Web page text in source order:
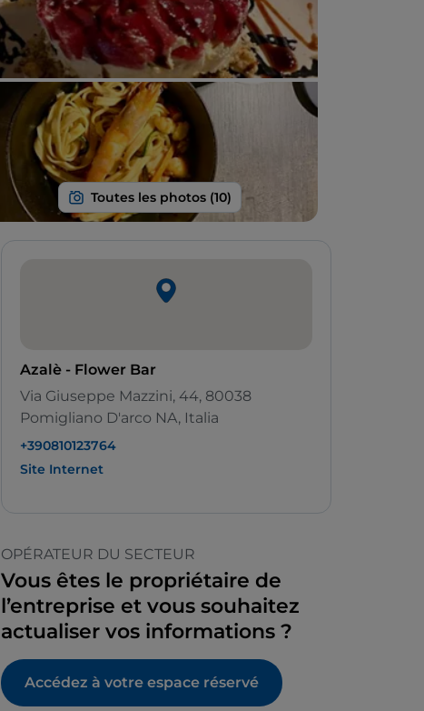
Azalè - Flower Bar
Via Giuseppe Mazzini, 44, 80038
Pomigliano D'arco NA, Italia
+390810123764
Site Internet
OPÉRATEUR DU SECTEUR
Vous êtes le propriétaire de
l’entreprise et vous souhaitez
actualiser vos informations ?
Accédez à votre espace réservé